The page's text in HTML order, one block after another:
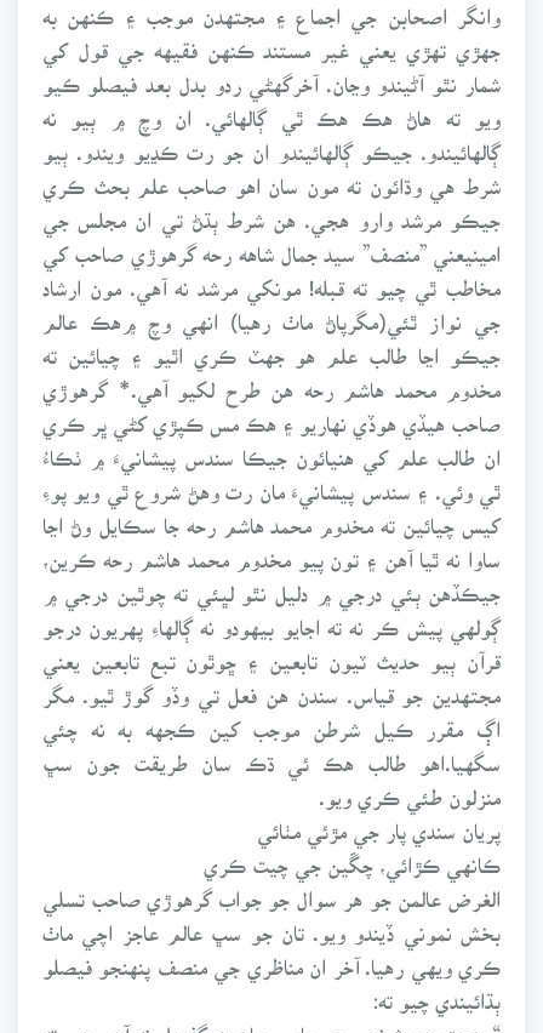
وانگر اصحابن جي اجماع ۽ مجتهدن موجب ۽ ڪنهن به
جهڙي تهڙي يعني غير مستند ڪنهن فقيهه جي قول کي
شمار نٿو آڻيندو وڃان. آخرگهڻي ردو بدل بعد فيصلو ڪيو
ويو ته هاڻ هڪ هڪ ٿي ڳالهائي. ان وچ ۾ ٻيو نه
ڳالهائيندو. جيڪو ڳالهائيندو ان جو رت ڪڍيو ويندو. ٻيو
شرط هي وڌائون ته مون سان اهو صاحب علم بحث ڪري
جيڪو مرشد وارو هجي. هن شرط ٻڌڻ تي ان مجلس جي
امينيعني ”منصف” سيد جمال شاهه رحه گرهوڙي صاحب کي
مخاطب ٿي چيو ته قبله! مونکي مرشد نه آهي. مون ارشاد
جي نواز ٿئي(مگرپاڻ ماٺ رهيا) انهي وچ ۾هڪ عالم
جيڪو اڃا طالب علم هو جهٽ ڪري اٿيو ۽ چيائين ته
مخدوم محمد هاشم رحه هن طرح لکيو آهي.* گرهوڙي
صاحب هيڏي هوڏي نهاريو ۽ هڪ مس ڪپڙي کڻي ڀر ڪري
ان طالب علم کي هنيائون جيڪا سندس پيشانيءَ ۾ ٺڪاءُ
ٿي وئي. ۽ سندس پيشانيءَ مان رت وهڻ شروع ٿي ويو پوءِ
کيس چيائين ته مخدوم محمد هاشم رحه جا سڪايل وڻ اڃا
ساوا نه ٿيا آهن ۽ تون پيو مخدوم محمد هاشم رحه ڪرين،
جيڪڏهن ٻئي درجي ۾ دليل نٿو لڀئي ته چوٿين درجي ۾
ڳولهي پيش ڪر نه ته اجايو بيهودو نه ڳالهاءِ پهريون درجو
قرآن ٻيو حديث ٽيون تابعين ۽ ڇوٿون تبع تابعين يعني
مجتهدين جو قياس. سندن هن فعل تي وڏو گوڙ ٿيو. مگر
اڳ مقرر ڪيل شرطن موجب کين ڪجهه به نه چئي
سگهيا.اهو طالب هڪ ئي ڌڪ سان طريقت جون سڀ
منزلون طئي ڪري ويو.
پريان سندي پار جي مڙئي مٺائي
ڪانهي ڪڙائي، چڱين جي چيت ڪري
الغرض عالمن جو هر سوال جو جواب گرهوڙي صاحب تسلي
بخش نموني ڏيندو ويو. تان جو سڀ عالم عاجز اچي ماٺ
ڪري ويهي رهيا. آخر ان مناظري جي منصف پنهنجو فيصلو
ٻڌائيندي چيو ته:
“ بدعت هن شخص جي پاسي مان به گذريل نه آهي هي ته